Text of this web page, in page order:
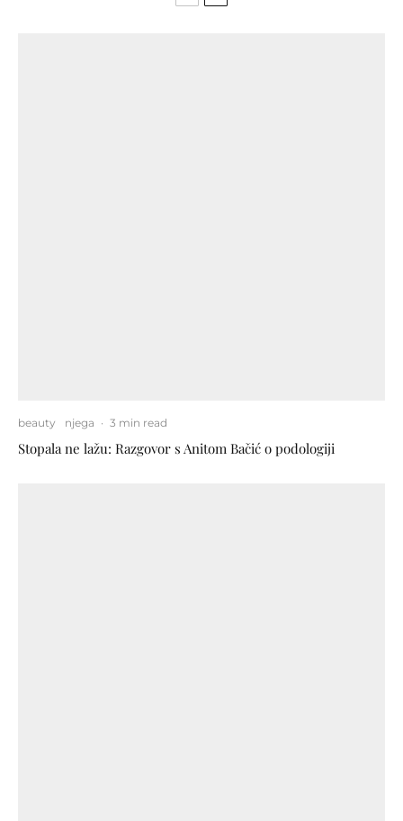
beauty njega · 3 min read
Stopala ne lažu: Razgovor s Anitom Bačić o podologiji